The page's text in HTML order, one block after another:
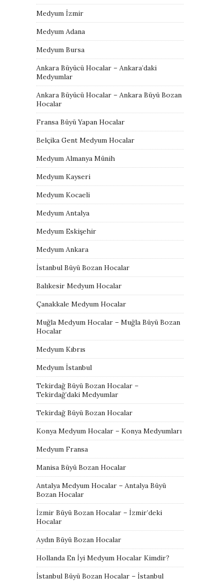
Medyum İzmir
Medyum Adana
Medyum Bursa
Ankara Büyücü Hocalar – Ankara’daki
Medyumlar
Ankara Büyücü Hocalar – Ankara Büyü Bozan
Hocalar
Fransa Büyü Yapan Hocalar
Belçika Gent Medyum Hocalar
Medyum Almanya Münih
Medyum Kayseri
Medyum Kocaeli
Medyum Antalya
Medyum Eskişehir
Medyum Ankara
İstanbul Büyü Bozan Hocalar
Balıkesir Medyum Hocalar
Çanakkale Medyum Hocalar
Muğla Medyum Hocalar – Muğla Büyü Bozan
Hocalar
Medyum Kıbrıs
Medyum İstanbul
Tekirdağ Büyü Bozan Hocalar –
Tekirdağ’daki Medyumlar
Tekirdağ Büyü Bozan Hocalar
Konya Medyum Hocalar – Konya Medyumları
Medyum Fransa
Manisa Büyü Bozan Hocalar
Antalya Medyum Hocalar – Antalya Büyü
Bozan Hocalar
İzmir Büyü Bozan Hocalar – İzmir’deki
Hocalar
Aydın Büyü Bozan Hocalar
Hollanda En İyi Medyum Hocalar Kimdir?
İstanbul Büyü Bozan Hocalar – İstanbul